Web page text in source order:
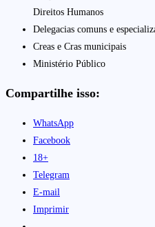
Direitos Humanos
Delegacias comuns e
Creas e Cras municipais
Ministério Público
Compartilhe isso:
WhatsApp
Facebook
18+
Telegram
E-mail
Imprimir